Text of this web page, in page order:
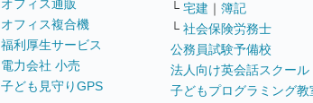
オフィス通販
オフィス複合機
福利厚生サービス
電力会社 小売
子ども見守りGPS
└ 宅建 ｜ 簿記
└ 社会保険労務士
公務員試験予備校
法人向け英会話スクール
子どもプログラミング教